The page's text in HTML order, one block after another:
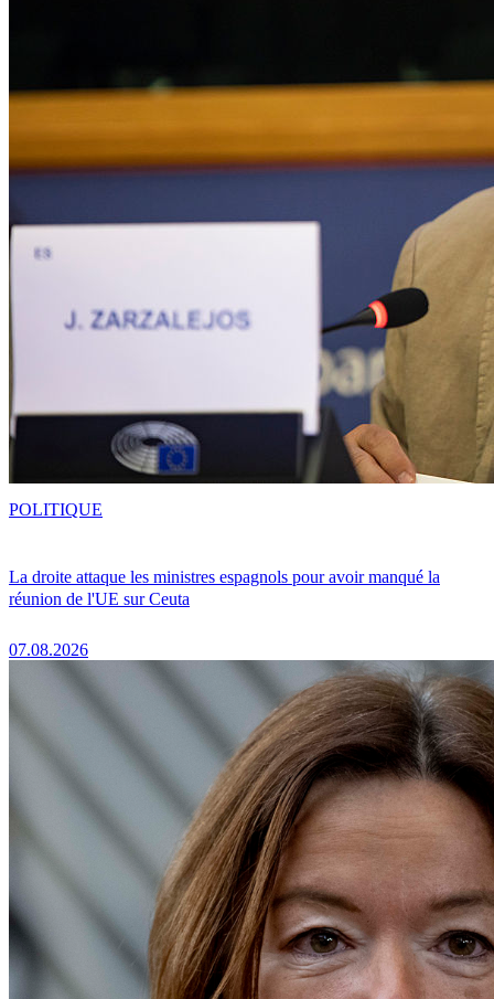
La droite attaque les ministres espagnols pour avoir manqué la
réunion de l'UE sur Ceuta
07.08.2026
POLITIQUE